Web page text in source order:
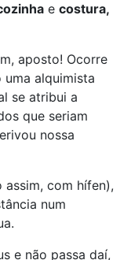
e costura,
aposto! Ocorre
uma alquimista
se atribui a
que seriam
nossa
assim, com hífen),
num
e não passa daí,